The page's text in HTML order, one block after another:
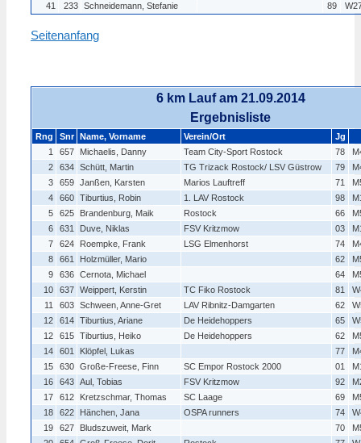
41
233 Schneidemann, Stefanie 89
Seitenanfang
6 km Lauf am 21.09.2014
Ergebnisliste
Rng Snr Name, Vorname Verein/Ort
Jg
1
657 Michaelis, Danny Team City-Sport Rostock 78
2
634 Schütt, Martin TG Trizack Rostock/ LSV Güstrow 79
3
659 Janßen, Karsten Marios Lauftreff 71
4
660 Tiburtius, Robin 1. LAV Rostock 98
5
625 Brandenburg, Maik Rostock 66
6
631 Duve, Niklas FSV Kritzmow 03
7
624 Roempke, Frank LSG Elmenhorst 74
8
661 Holzmüller, Mario 62
9
636 Cernota, Michael 64
10
637 Weippert, Kerstin TC Fiko Rostock 81
11
603 Schween, Anne-Gret LAV Ribnitz-Damgarten 62
12
614 Tiburtius, Ariane De Heidehoppers 65
12
615 Tiburtius, Heiko De Heidehoppers 62
14
601 Klöpfel, Lukas 77
15
630 Große-Freese, Finn SC Empor Rostock 2000 01
16
643 Aul, Tobias FSV Kritzmow 92
17
612 Kretzschmar, Thomas SC Laage 69
18
622 Hänchen, Jana OSPA runners 74
19
627 Bludszuweit, Mark 70